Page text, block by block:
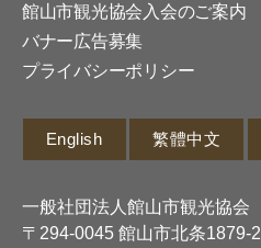
館山市観光協会入会のご案内
バナー広告募集
プライバシーポリシー
English 繁體中文
一般社団法人館山市観光協会
〒294-0045 館山市北条1879-2